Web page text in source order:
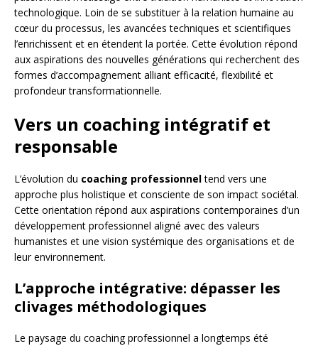
technologique. Loin de se substituer à la relation humaine au
cœur du processus, les avancées techniques et scientifiques
l’enrichissent et en étendent la portée. Cette évolution répond
aux aspirations des nouvelles générations qui recherchent des
formes d’accompagnement alliant efficacité, flexibilité et
profondeur transformationnelle.
Vers un coaching intégratif et
responsable
L’évolution du coaching professionneltend vers une
approche plus holistique et consciente de son impact sociétal.
Cette orientation répond aux aspirations contemporaines d’un
développement professionnel aligné avec des valeurs
humanistes et une vision systémique des organisations et de
leur environnement.
L’approche intégrative: dépasser les
clivages méthodologiques
Le paysage du coaching professionnel a longtemps été